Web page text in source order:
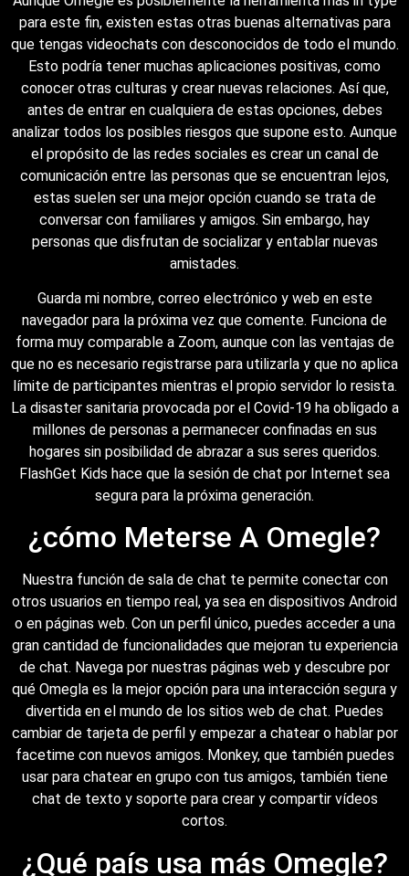
para este fin, existen estas otras buenas alternativas para
que tengas videochats con desconocidos de todo el mundo.
Esto podría tener muchas aplicaciones positivas, como
conocer otras culturas y crear nuevas relaciones. Así que,
antes de entrar en cualquiera de estas opciones, debes
analizar todos los posibles riesgos que supone esto. Aunque
el propósito de las redes sociales es crear un canal de
comunicación entre las personas que se encuentran lejos,
estas suelen ser una mejor opción cuando se trata de
conversar con familiares y amigos. Sin embargo, hay
personas que disfrutan de socializar y entablar nuevas
amistades.
Guarda mi nombre, correo electrónico y web en este
navegador para la próxima vez que comente. Funciona de
forma muy comparable a Zoom, aunque con las ventajas de
que no es necesario registrarse para utilizarla y que no aplica
límite de participantes mientras el propio servidor lo resista.
La disaster sanitaria provocada por el Covid-19 ha obligado a
millones de personas a permanecer confinadas en sus
hogares sin posibilidad de abrazar a sus seres queridos.
FlashGet Kids hace que la sesión de chat por Internet sea
segura para la próxima generación.
¿cómo Meterse A Omegle?
Nuestra función de sala de chat te permite conectar con
otros usuarios en tiempo real, ya sea en dispositivos Android
o en páginas web. Con un perfil único, puedes acceder a una
gran cantidad de funcionalidades que mejoran tu experiencia
de chat. Navega por nuestras páginas web y descubre por
qué Omegla es la mejor opción para una interacción segura y
divertida en el mundo de los sitios web de chat. Puedes
cambiar de tarjeta de perfil y empezar a chatear o hablar por
facetime con nuevos amigos. Monkey, que también puedes
usar para chatear en grupo con tus amigos, también tiene
chat de texto y soporte para crear y compartir vídeos
cortos.
¿Qué país usa más Omegle?